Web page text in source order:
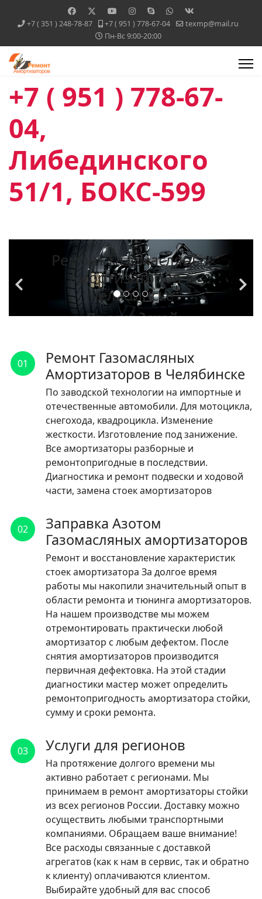
+7 ( 351 ) 248-78-87 +7 ( 951 ) 778-67-04
texmp@mail.ru
Пн-Вс 9:00-20:00
+7 ( 951 ) 778-67-
04,
Либединского
51/1, БОКС-599
Ремонт Газомасляных
Амортизаторов в
Челябинске
По заводской
импортные и
отечественные
автомобили.
ЧИТАТЬ
01
Ремонт Газомасляных
Амортизаторов в Челябинске
По заводской технологии на импортные и
отечественные автомобили. Для мотоцикла,
снегохода, квадроцикла. Изменение
жесткости. Изготовление под занижение.
Все амортизаторы разборные и
ремонтопригодные в последствии.
Диагностика и ремонт подвески и ходовой
части, замена стоек амортизаторов
02
Заправка Азотом
Газомасляных амортизаторов
Ремонт и восстановление характеристик
стоек амортизатора За долгое время
работы мы накопили значительный опыт в
области ремонта и тюнинга амортизаторов.
На нашем производстве мы можем
отремонтировать практически любой
амортизатор с любым дефектом. После
снятия амортизаторов производится
первичная дефектовка. На этой стадии
диагностики мастер может определить
ремонтопригодность амортизатора стойки,
сумму и сроки ремонта.
03 Услуги для регионов
На протяжение долгого времени мы
активно работает с регионами. Мы
принимаем в ремонт амортизаторы стойки
из всех регионов России. Доставку можно
осуществить любыми транспортными
компаниями. Обращаем ваше внимание!
Все расходы связанные с доставкой
агрегатов (как к нам в сервис, так и обратно
к клиенту) оплачиваются клиентом.
Выбирайте удобный для вас способ